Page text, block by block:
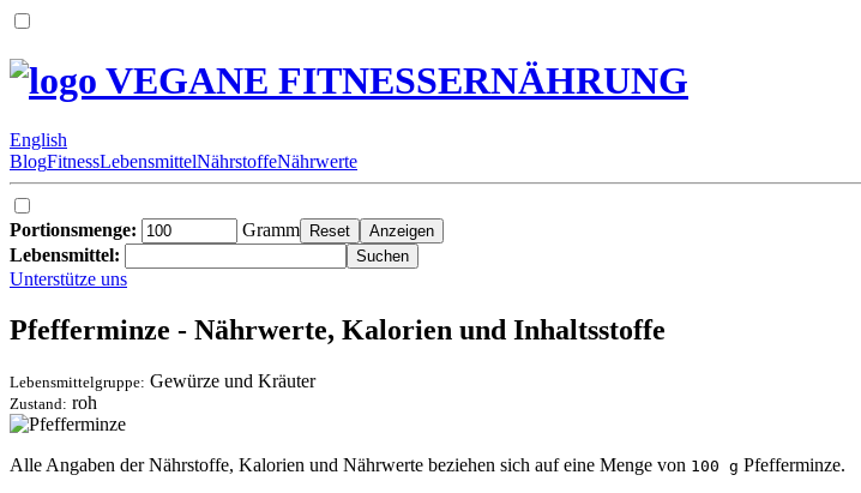
VEGANE FITNESSERNÄHRUNG
English
BlogFitnessLebensmittelNährstoffeNährwerte
Portionsmenge:
Gramm
Lebensmittel:
Unterstütze uns
Pfefferminze - Nährwerte, Kalorien und Inhaltsstoffe
Lebensmittelgruppe: Gewürze und Kräuter
Zustand: roh
Alle Angaben der Nährstoffe, Kalorien und Nährwerte beziehen sich auf eine Menge von 100 g Pfefferminze.